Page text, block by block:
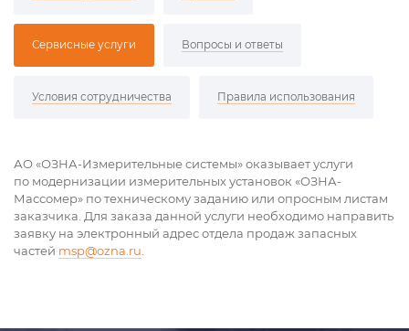
Сервисные услуги Вопросы и ответы
Условия сотрудничества Правила использования
АО «ОЗНА-Измерительные системы» оказывает услуги
по модернизации измерительных установок «ОЗНА-
Массомер» по техническому заданию или опросным листам
заказчика. Для заказа данной услуги необходимо направить
заявку на электронный адрес отдела продаж запасных
частей msp@ozna.ru